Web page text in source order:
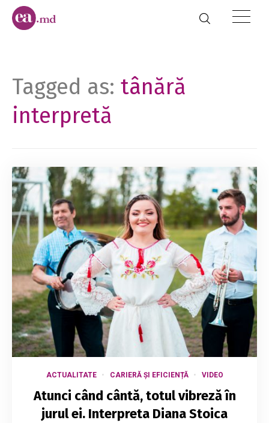
Tagged as: tânără
interpretă
ACTUALITATE CARIERĂ ȘI EFICIENȚĂ VIDEO
Atunci când cântă, totul vibreză în
jurul ei. Interpreta Diana Stoica